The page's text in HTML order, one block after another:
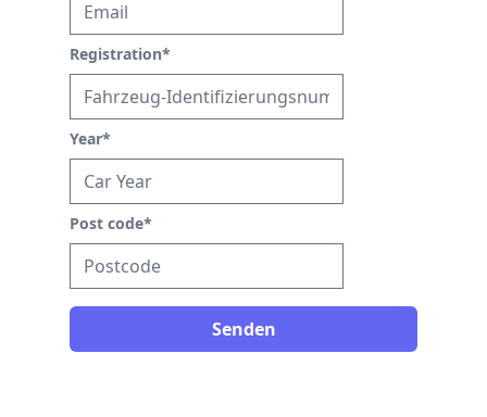
Registration*
Year*
Post code*
Senden